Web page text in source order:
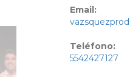
Email:
Teléfono:
5542427127